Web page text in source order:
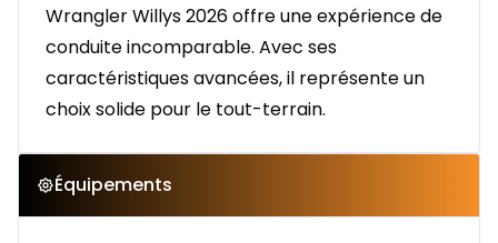
Wrangler Willys 2026 offre une expérience de
conduite incomparable. Avec ses
caractéristiques avancées, il représente un
choix solide pour le tout-terrain.
Équipements